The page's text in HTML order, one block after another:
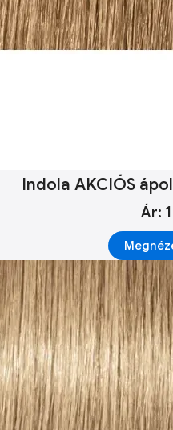
Indola AKCIÓS
Ár: